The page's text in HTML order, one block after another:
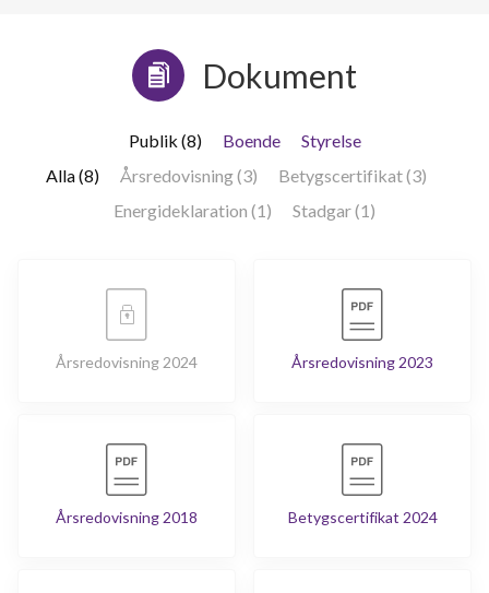
Dokument
Publik (8) Boende
Styrelse
Alla (8)
Årsredovisning (3)
Betygscertifikat (3)
Energideklaration (1)
Stadgar (1)
Årsredovisning 2024 Årsredovisning 2023
Årsredovisning 2018 Betygscertifikat 2024